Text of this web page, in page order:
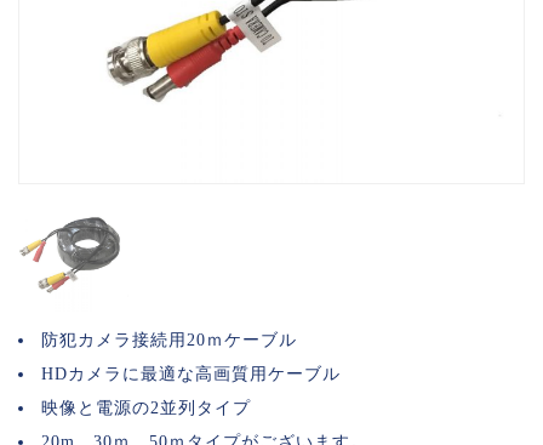
防犯カメラ接続用20ｍケーブル
HDカメラに最適な高画質用ケーブル
映像と電源の2並列タイプ